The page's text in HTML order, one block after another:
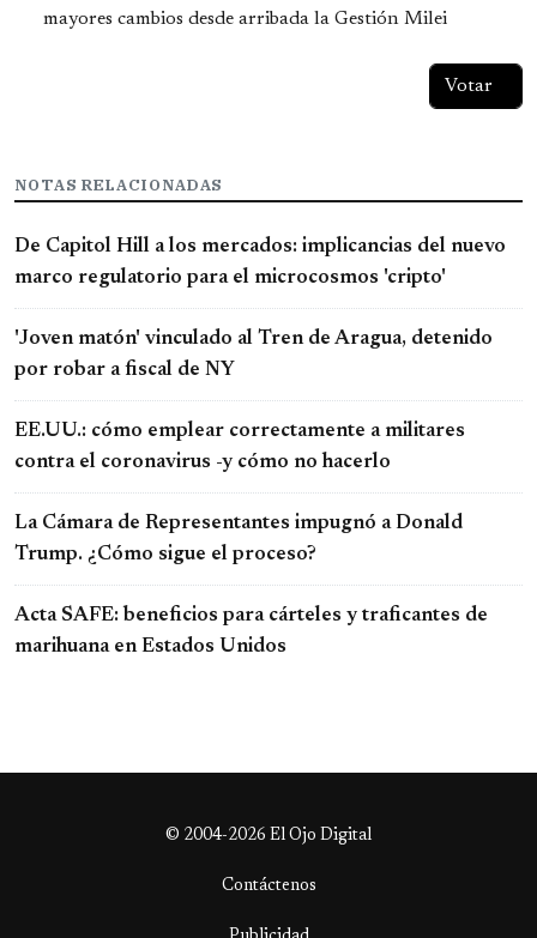
mayores cambios desde arribada la Gestión Milei
NOTAS RELACIONADAS
De Capitol Hill a los mercados: implicancias del nuevo
marco regulatorio para el microcosmos 'cripto'
'Joven matón' vinculado al Tren de Aragua, detenido
por robar a fiscal de NY
EE.UU.: cómo emplear correctamente a militares
contra el coronavirus -y cómo no hacerlo
La Cámara de Representantes impugnó a Donald
Trump. ¿Cómo sigue el proceso?
Acta SAFE: beneficios para cárteles y traficantes de
marihuana en Estados Unidos
© 2004-2026 El Ojo Digital
Contáctenos